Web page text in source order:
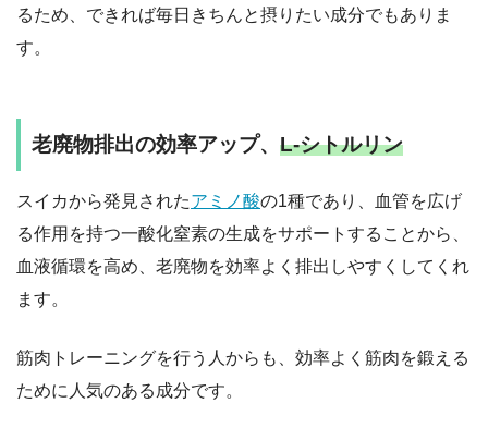
るため、できれば毎日きちんと摂りたい成分でもありま
す。
老廃物排出の効率アップ、 L-シトルリン
スイカから発見されたアミノ酸の1種であり、血管を広げ
る作用を持つ一酸化窒素の生成をサポートすることから、
血液循環を高め、老廃物を効率よく排出しやすくしてくれ
ます。
筋肉トレーニングを行う人からも、効率よく筋肉を鍛える
ために人気のある成分です。